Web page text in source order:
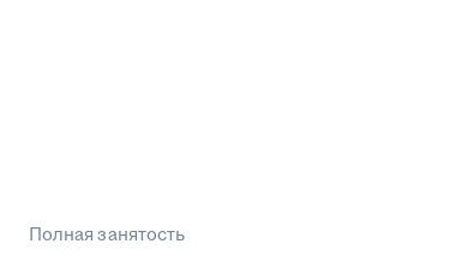
Полная занятость